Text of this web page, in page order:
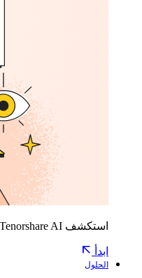
استكشف Tenorshare AI مع الميزات الجديدة المذهلة
ابدأ
الحلول